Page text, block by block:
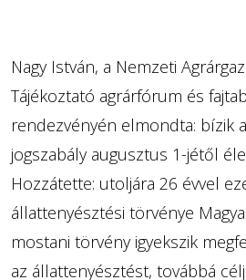
Nagy István, a Nemzeti
Tájékoztató agrárfórum és
rendezvényén elmondta: bízik
jogszabály augusztus 1-jétől
Hozzátette: utoljára 26 évvel
állattenyésztési törvénye
mostani törvény igyekszik
az állattenyésztést, továbbá